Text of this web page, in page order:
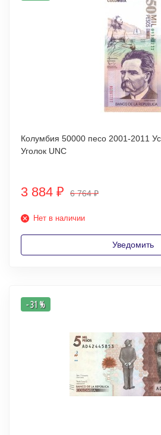
Колумбия 50000 песо 2001-2011 Усадьба Райский
Уголок UNC
3 884 ₽ 6 764₽
Нет в наличии
Уведомить
- 31 %